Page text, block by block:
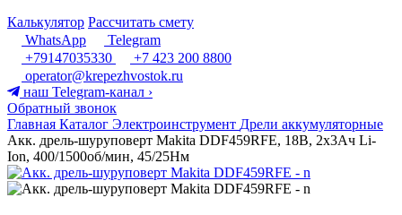
Калькулятор Рассчитать смету
WhatsApp
Telegram
+79147035330
+7 423 200 8800
operator@krepezhvostok.ru
наш Telegram-канал ›
Обратный звонок
Главная Каталог Электроинструмент Дрели аккумуляторные
Акк. дрель-шуруповерт Makita DDF459RFE, 18В, 2х3Ач Li-
Ion, 400/1500об/мин, 45/25Нм